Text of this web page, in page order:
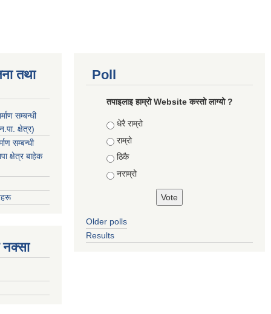
तथा
सम्बन्धी
क्षेत्र)
सम्बन्धी
क्षेत्र बाहेक
नक्सा
Poll
तपाइलाइ हाम्रो Website कस्तो लाग्यो ?
Choices
धेरै राम्रो
राम्रो
ठिकै
नराम्रो
Older polls
Results